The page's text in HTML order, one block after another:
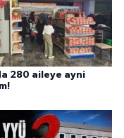
280 aileye ayni